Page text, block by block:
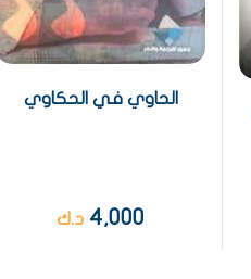
الحاوي في الحكاوي
4,000 د.ك